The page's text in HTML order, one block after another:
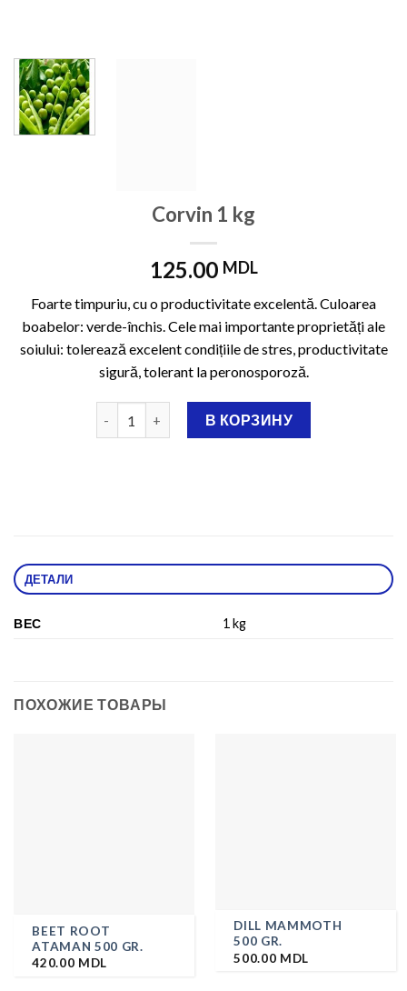
Corvin 1 kg
125.00 MDL
Foarte timpuriu, cu o productivitate excelentă. Culoarea
boabelor: verde-închis. Cele mai importante proprietăți ale
soiului: tolerează excelent condițiile de stres, productivitate
sigură, tolerant la peronosporoză.
Количество Corvin 1 kgВ КОРЗИНУ
ДЕТАЛИ
ВЕС 1 kg
ПОХОЖИЕ ТОВАРЫ
BEET ROOT
ATAMAN 500 GR.
420.00 MDL
DILL MAMMOTH
500 GR.
500.00 MDL